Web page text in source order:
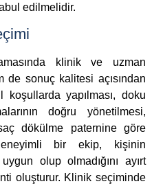
edilmelidir.
klinik ve uzman
sonuç kalitesi açısından
yapılması, doku
doğru yönetilmesi,
dökülme paternine göre
bir ekip, kişinin
olup olmadığını ayırt
oluşturur. Klinik seçiminde